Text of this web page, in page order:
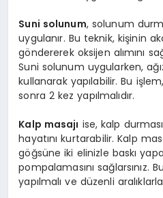
Suni solunum, solunum
uygulanır. Bu teknik, kişinin
göndererek oksijen alımını
Suni solunum uygularken,
kullanarak yapılabilir. Bu
sonra 2 kez yapılmalıdır.
Kalp masajı ise, kalp
hayatını kurtarabilir. Kalp
göğsüne iki elinizle baskı
pompalamasını sağlarsınız.
yapılmalı ve düzenli